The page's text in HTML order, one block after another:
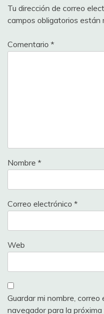
Tu dirección de correo
campos obligatorios están
Comentario *
Nombre *
Correo electrónico *
Web
Guardar mi nombre,
navegador para la